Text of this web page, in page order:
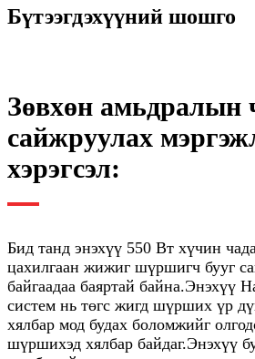
Бүтээгдэхүүний шошго
Зөвхөн амьдралын
сайжруулах
хэрэгсэл:
Бид танд энэхүү 550 Вт хүчин
цахилгаан жижиг шүршигч бууг
байгаадаа баяртай байна.Энэхүү
систем нь төгс жигд шүрших үр
хялбар мод будах боломжийг
шүршихэд хялбар байдаг.Энэхүү